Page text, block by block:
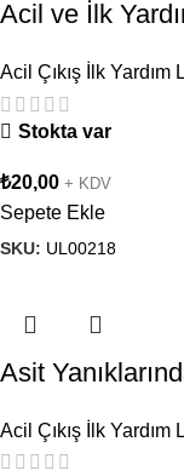
Acil ve İlk
Acil Çıkış İlk Yardım
Stokta var
₺20,00 + KDV
Sepete Ekle
SKU: UL00218
Asit
Acil Çıkış İlk Yardım